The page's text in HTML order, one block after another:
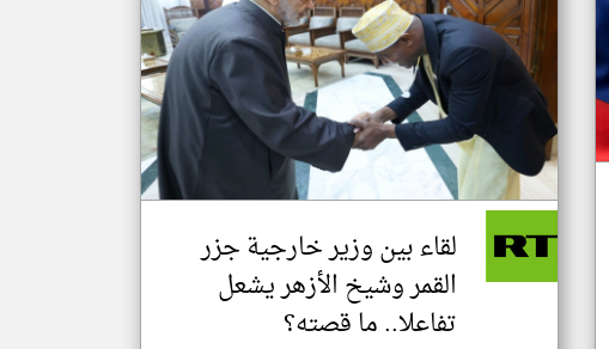
لقاء بين وزير خارجية جزر
القمر وشيخ الأزهر يشعل
تفاعلا.. ما قصته؟